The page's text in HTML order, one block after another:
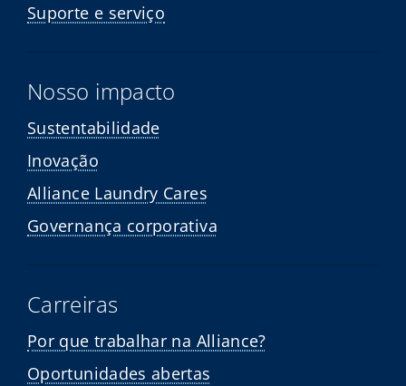
Suporte e serviço
Nosso impacto
Sustentabilidade
Inovação
Alliance Laundry Cares
Governança corporativa
Carreiras
Por que trabalhar na Alliance?
Oportunidades abertas